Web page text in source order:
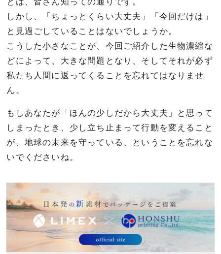
しかし、「ちょっとくらい大丈夫」「今回だけは」
と見過ごしていることはないでしょうか。
こうした小さなことが、今回ご紹介した生物濃縮な
どによって、大きな問題となり、そしてそれが必ず
私たち人間に返ってくることを忘れてはなりませ
ん。
もしあなたが「ほんの少しだから大丈夫」と思って
しまったとき、少し立ち止まって行動を変えること
が、地球の未来を守っている、ということを忘れな
いでくださいね。